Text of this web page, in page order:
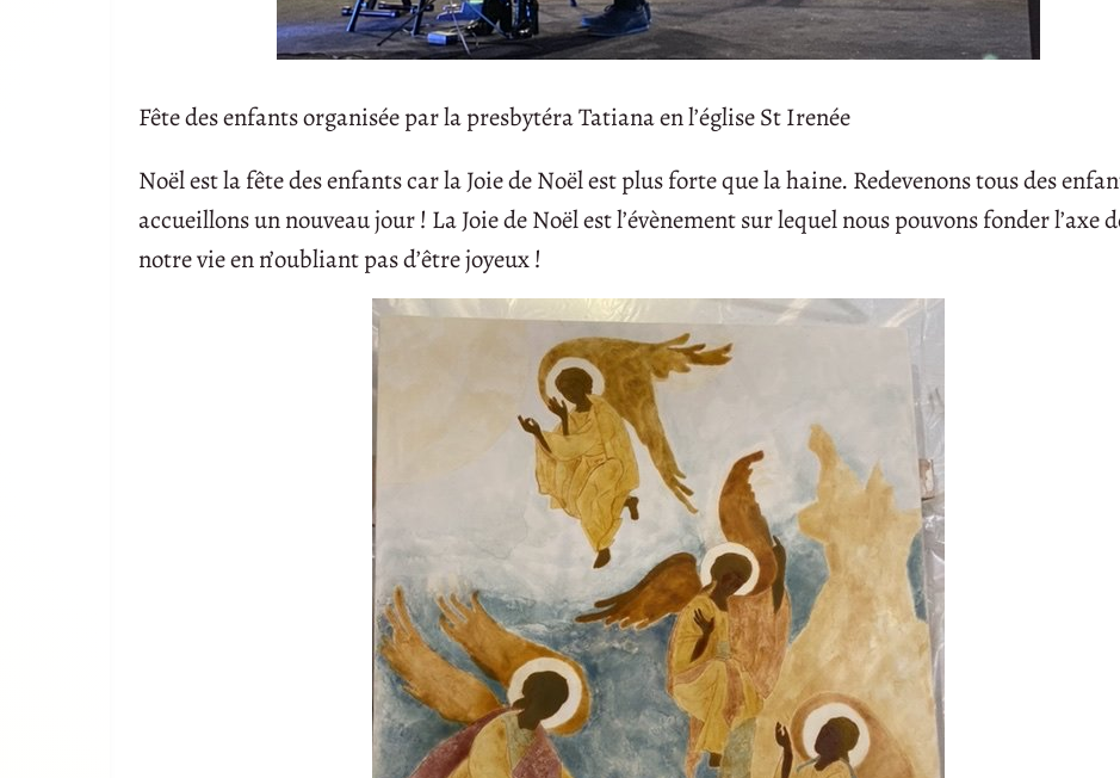
Fête des enfants organisée par la presbytéra Tatiana en l’église St Irenée
Noël est la fête des enfants car la Joie de Noël est plus forte que la haine. Redevenons tous des
accueillons un nouveau jour ! La Joie de Noël est l’évènement sur lequel nous pouvons fonder l’axe
notre vie en n’oubliant pas d’être joyeux !